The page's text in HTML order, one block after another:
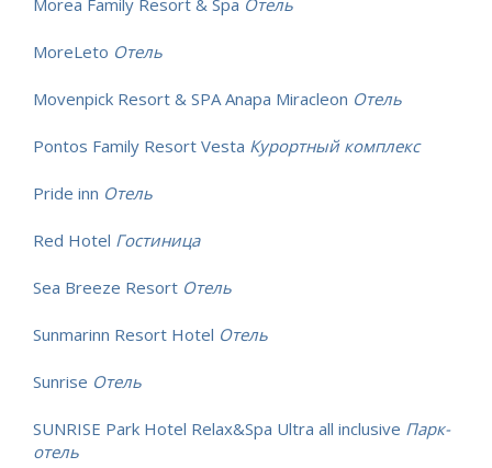
Morea Family Resort & Spa Отель
MoreLeto Отель
Movenpick Resort & SPA Anapa Miracleon Отель
Pontos Family Resort Vesta Курортный комплекс
Pride inn Отель
Red Hotel Гостиница
Sea Breeze Resort Отель
Sunmarinn Resort Hotel Отель
Sunrise Отель
SUNRISE Park Hotel Relax&Spa Ultra all inclusive Парк-
отель